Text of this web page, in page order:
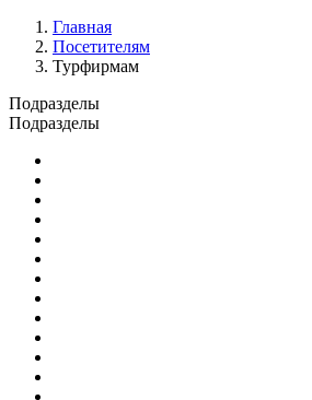
Главная
Посетителям
Турфирмам
Подразделы
Подразделы